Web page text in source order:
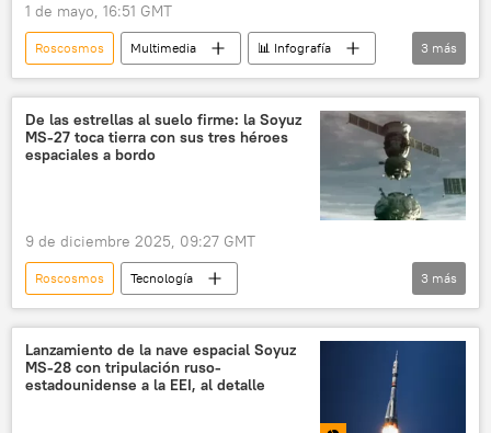
1 de mayo, 16:51 GMT
Roscosmos Multimedia
📊 Infografía
espacio
Soyuz-5
🚀 Conquista espacial
3 más
De las estrellas al suelo firme: la Soyuz
MS-27 toca tierra con sus tres héroes
espaciales a bordo
9 de diciembre 2025, 09:27 GMT
Roscosmos
Tecnología
Estación Espacial Internacional (EEI)
espacio
🚀 Conquista espacial
3 más
Lanzamiento de la nave espacial Soyuz
MS-28 con tripulación ruso-
estadounidense a la EEI, al detalle